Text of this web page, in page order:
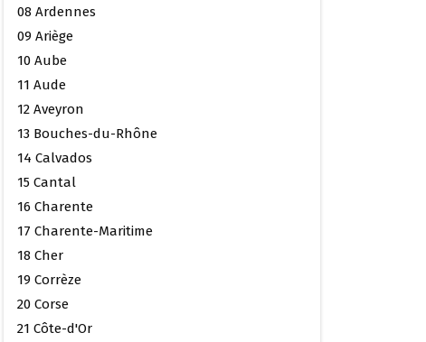
08 Ardennes
09 Ariège
10 Aube
11 Aude
12 Aveyron
13 Bouches-du-Rhône
14 Calvados
15 Cantal
16 Charente
17 Charente-Maritime
18 Cher
19 Corrèze
20 Corse
21 Côte-d'Or